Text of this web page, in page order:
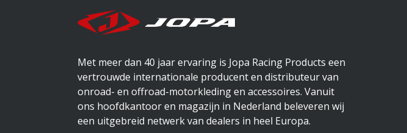
Met meer dan 40 jaar ervaring is Jopa Racing Products een
vertrouwde internationale producent en distributeur van
onroad- en offroad-motorkleding en accessoires. Vanuit
ons hoofdkantoor en magazijn in Nederland beleveren wij
een uitgebreid netwerk van dealers in heel Europa.